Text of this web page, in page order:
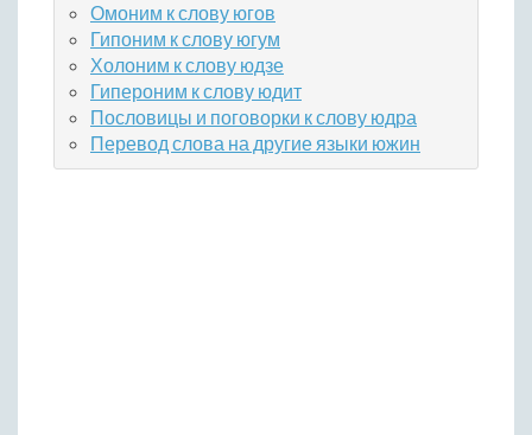
Омоним к слову югов
Гипоним к слову югум
Холоним к слову юдзе
Гипероним к слову юдит
Пословицы и поговорки к слову юдра
Перевод слова на другие языки южин